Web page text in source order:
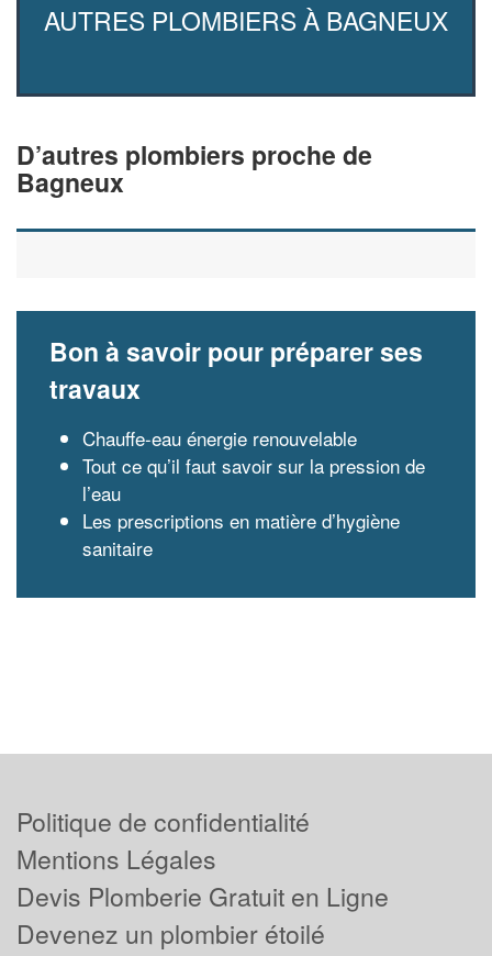
AUTRES PLOMBIERS À BAGNEUX
D’autres plombiers proche de
Bagneux
Bon à savoir pour préparer ses
travaux
Chauffe-eau énergie renouvelable
Tout ce qu’il faut savoir sur la pression de
l’eau
Les prescriptions en matière d’hygiène
sanitaire
Politique de confidentialité
Mentions Légales
Devis Plomberie Gratuit en Ligne
Devenez un plombier étoilé